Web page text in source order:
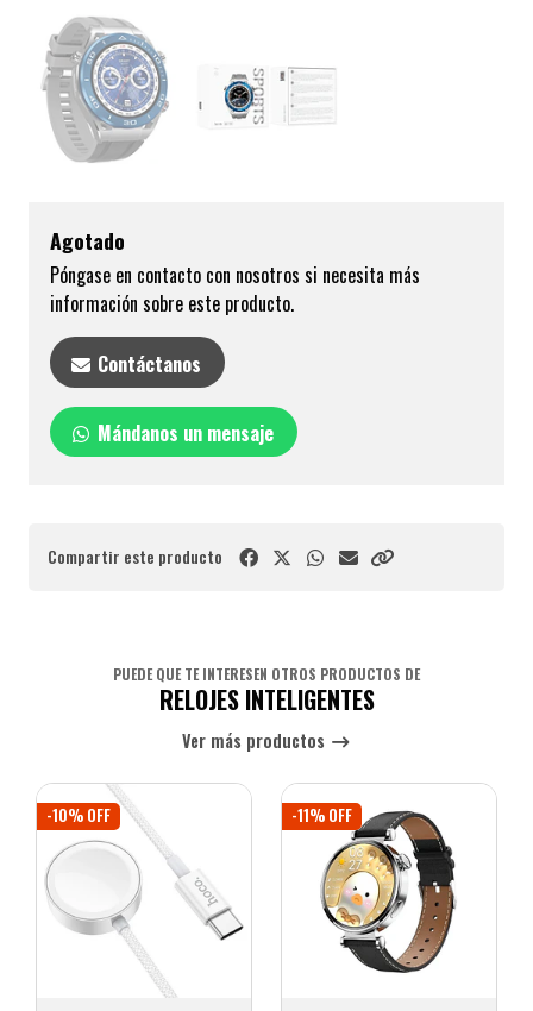
Agotado
Póngase en contacto con nosotros si necesita más
información sobre este producto.
Contáctanos
Mándanos un mensaje
Compartir este producto
PUEDE QUE TE INTERESEN OTROS PRODUCTOS DE
RELOJES INTELIGENTES
Ver más productos
-10% OFF -11% OFF